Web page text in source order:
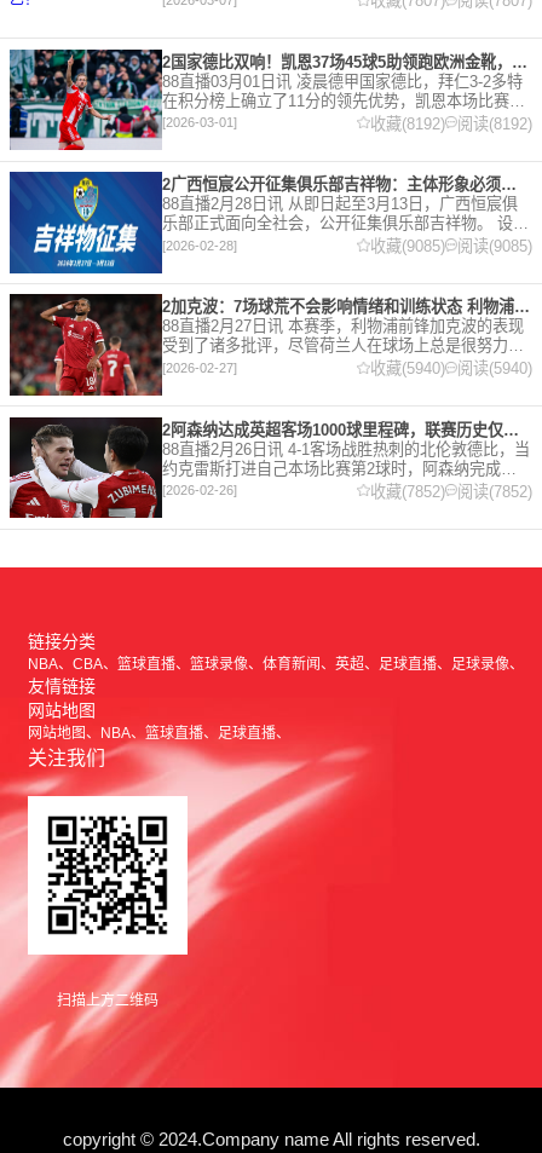
2国家德比双响！凯恩37场45球5助领跑欧洲金靴，32岁保持赛季全勤
88直播03月01日讯 凌晨德甲国家德比，拜仁3-2多特
在积分榜上确立了11分的领先优势，凯恩本场比赛上
演双响。 本赛季32岁的凯恩仍然保持着超高的效率，
在到目前为止保持全勤，出战37场比赛，狂轰45
[2026-03-01] 收藏(8192) 阅读(8192)
2广西恒宸公开征集俱乐部吉祥物：主体形象必须为龙
88直播2月28日讯 从即日起至3月13日，广西恒宸俱
乐部正式面向全社会，公开征集俱乐部吉祥物。 设计
要求 1. 主体形象：必须为龙。龙，是中华民族的精神
[2026-02-28] 收藏(9085) 阅读(9085)
2加克波：7场球荒不会影响情绪和训练状态 利物浦如今已不容有失
88直播2月27日讯 本赛季，利物浦前锋加克波的表现
受到了诸多批评，尽管荷兰人在球场上总是很努力。
在接受天空体育采访时，他谈论了诸多话题。 关于球
队对赛季目前情况的看法 这是一个很好的问题。这个
赛季并
[2026-02-27] 收藏(5940) 阅读(5940)
2阿森纳达成英超客场1000球里程碑，联赛历史仅次于曼联的1063球
88直播2月26日讯 4-1客场战胜热刺的北伦敦德比，当
约克雷斯打进自己本场比赛第2球时，阿森纳完成了
一项了不起的成就，枪手成为英超历史第2支在客场
打进1000球的球队，仅次于曼联的1063球。阿森纳
[2026-02-26] 收藏(7852) 阅读(7852)
链接分类
NBA CBA 篮球直播 篮球录像 体育新闻 英超 足球直播 足球录像
友情链接
网站地图
网站地图 NBA 篮球直播 足球直播
关注我们
扫描上方二维码
copyright © 2024.Company name All rights reserved.